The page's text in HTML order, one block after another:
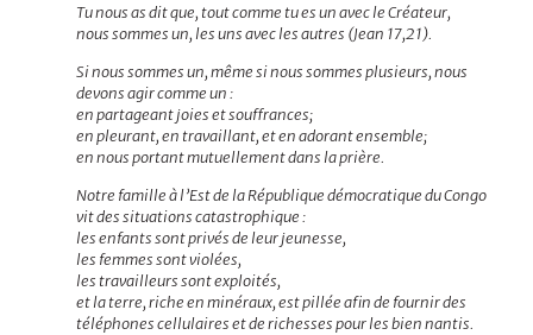
Tu nous as dit que, tout comme tu es un avec le Créateur,
nous sommes un, les uns avec les autres (Jean 17,21).
Si nous sommes un, même si nous sommes plusieurs, nous
devons agir comme un :
en partageant joies et souffrances;
en pleurant, en travaillant, et en adorant ensemble;
en nous portant mutuellement dans la prière.
Notre famille à l’Est de la République démocratique du Congo
vit des situations catastrophique :
les enfants sont privés de leur jeunesse,
les femmes sont violées,
les travailleurs sont exploités,
et la terre, riche en minéraux, est pillée afin de fournir des
téléphones cellulaires et de richesses pour les bien nantis.